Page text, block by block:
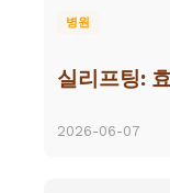
병원
실리프팅:
2026-06-07